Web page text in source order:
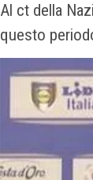
Al ct della
questo